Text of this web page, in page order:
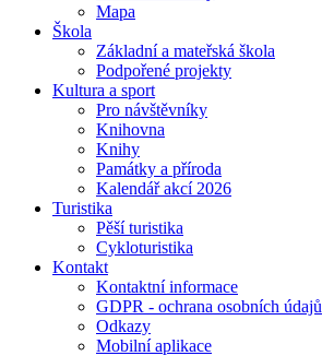
Mapa
Škola
Základní a mateřská škola
Podpořené projekty
Kultura a sport
Pro návštěvníky
Knihovna
Knihy
Památky a příroda
Kalendář akcí 2026
Turistika
Pěší turistika
Cykloturistika
Kontakt
Kontaktní informace
GDPR - ochrana osobních údajů
Odkazy
Mobilní aplikace